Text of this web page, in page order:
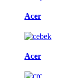
Acer
Acer